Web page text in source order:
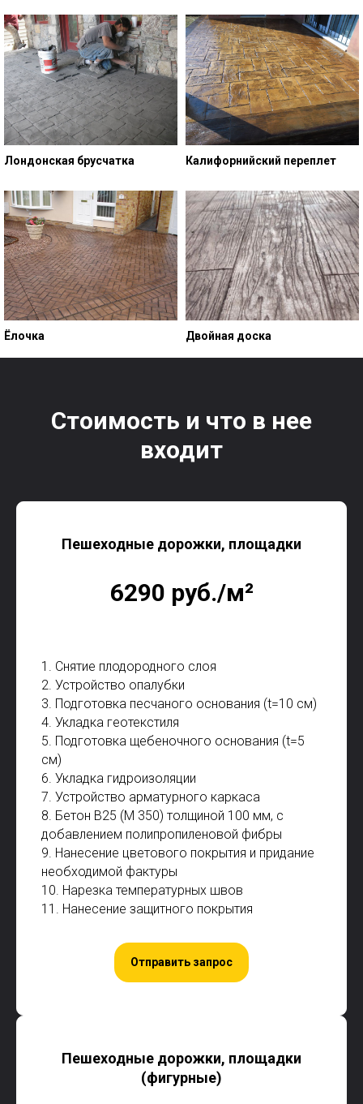
Лондонская брусчатка Калифорнийский переплет
Ёлочка Двойная доска
Стоимость и что в нее
входит
Пешеходные дорожки, площадки
6290 руб./м²
1. Снятие плодородного слоя
2. Устройство опалубки
3. Подготовка песчаного основания (t=10 см)
4. Укладка геотекстиля
5. Подготовка щебеночного основания (t=5
см)
6. Укладка гидроизоляции
7. Устройство арматурного каркаса
8. Бетон В25 (М 350) толщиной 100 мм, с
добавлением полипропиленовой фибры
9. Нанесение цветового покрытия и придание
необходимой фактуры
10. Нарезка температурных швов
11. Нанесение защитного покрытия
Отправить запрос
Пешеходные дорожки, площадки
(фигурные)